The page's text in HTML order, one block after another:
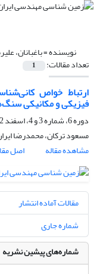
نویسنده =باغبانان،
تعداد مقالات: 1
ارتباط خواص
فیزیکی و مکانیکی
دوره 6، شماره 3 و 4، اسفند 1392، صفحه
مسعود ترکان، محمدرضا
مشاهده مقاله
اصل
مقالات آماده انتشار
شماره جاری
شماره‌های پیشین نشریه